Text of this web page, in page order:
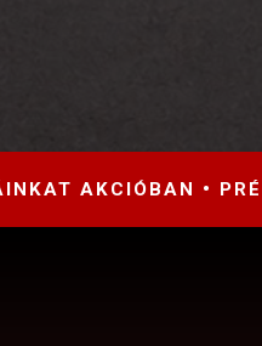
AKCIÓBAN •